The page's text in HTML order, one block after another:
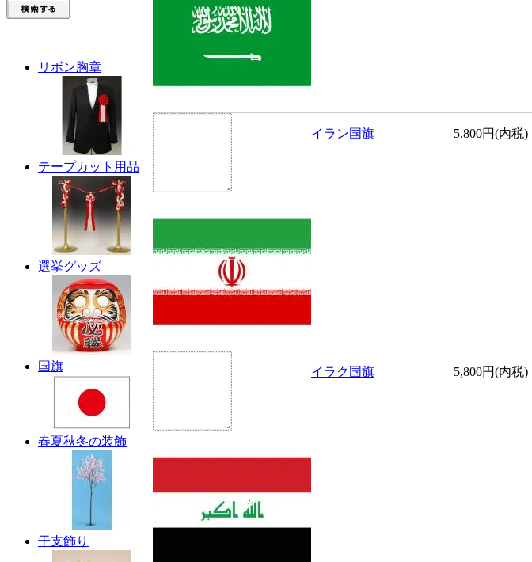
リボン胸章
テープカット用品
選挙グッズ
国旗
春夏秋冬の装飾
干支飾り
イラン国旗 5,800円(内税)
イラク国旗 5,800円(内税)